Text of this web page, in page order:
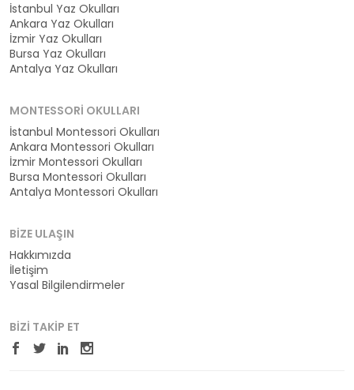
İstanbul Yaz Okulları
Ankara Yaz Okulları
İzmir Yaz Okulları
Bursa Yaz Okulları
Antalya Yaz Okulları
MONTESSORI OKULLARI
İstanbul Montessori Okulları
Ankara Montessori Okulları
İzmir Montessori Okulları
Bursa Montessori Okulları
Antalya Montessori Okulları
BIZE ULAŞIN
Hakkımızda
İletişim
Yasal Bilgilendirmeler
BIZI TAKIP ET